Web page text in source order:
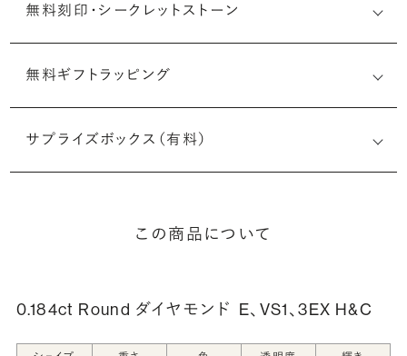
無料刻印・ シークレットストーン
印することができます。注文前だけでなく購入後の刻印も、
リングに初めて施す初回の刻印は、無料にて承ります（デザ
細は「商品仕様」欄をご確認ください）。
シークレットストーン：指輪の内側に留める宝石のこ
無料ギフトラッピング
サプライズボックス（有料）
この商品について
0.184ct Round ダイヤモンド E、VS1、3EX H&C